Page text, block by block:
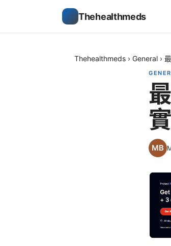
Thehealthmeds
Thehealthmeds › General ›